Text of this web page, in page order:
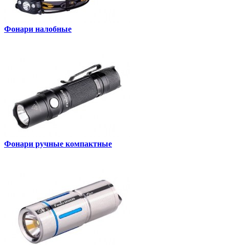
Фонари налобные
Фонари ручные компактные